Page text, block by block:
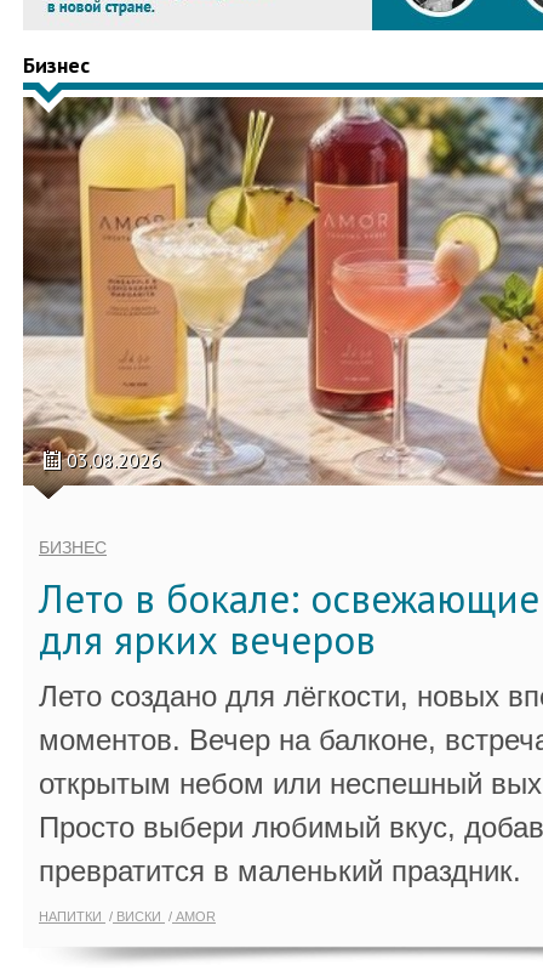
Бизнес
03.08.2026
БИЗНЕС
Лето в бокале:
для ярких вечеров
Лето создано для лёгкости, новых
моментов. Вечер на балконе,
открытым небом или неспешный
Просто выбери любимый вкус,
превратится в маленький праздник.
НАПИТКИ ВИСКИ AMOR